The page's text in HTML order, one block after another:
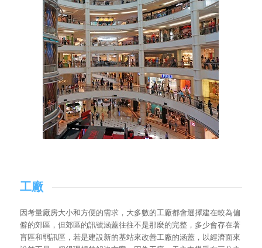
工廠
因考量廠房大小和方便的需求，大多數的工廠都會選擇建在較為偏
僻的郊區，但郊區的訊號涵蓋往往不是那麼的完整，多少會存在著
盲區和弱訊區，若是建設新的基站來改善工廠的涵蓋，以經濟面來